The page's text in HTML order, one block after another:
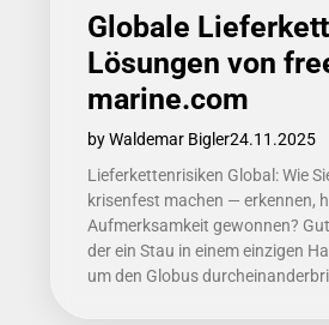
Globale
Lösungen von
marine.com
by Waldemar Bigler24.11.2025
Lieferkettenrisiken Global: Wie
krisenfest machen — erkennen,
Aufmerksamkeit gewonnen?
der ein Stau in einem einzigen
um den Globus